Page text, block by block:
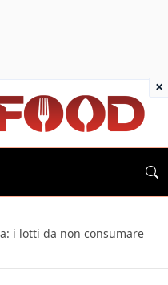
i lotti da non consumare
×